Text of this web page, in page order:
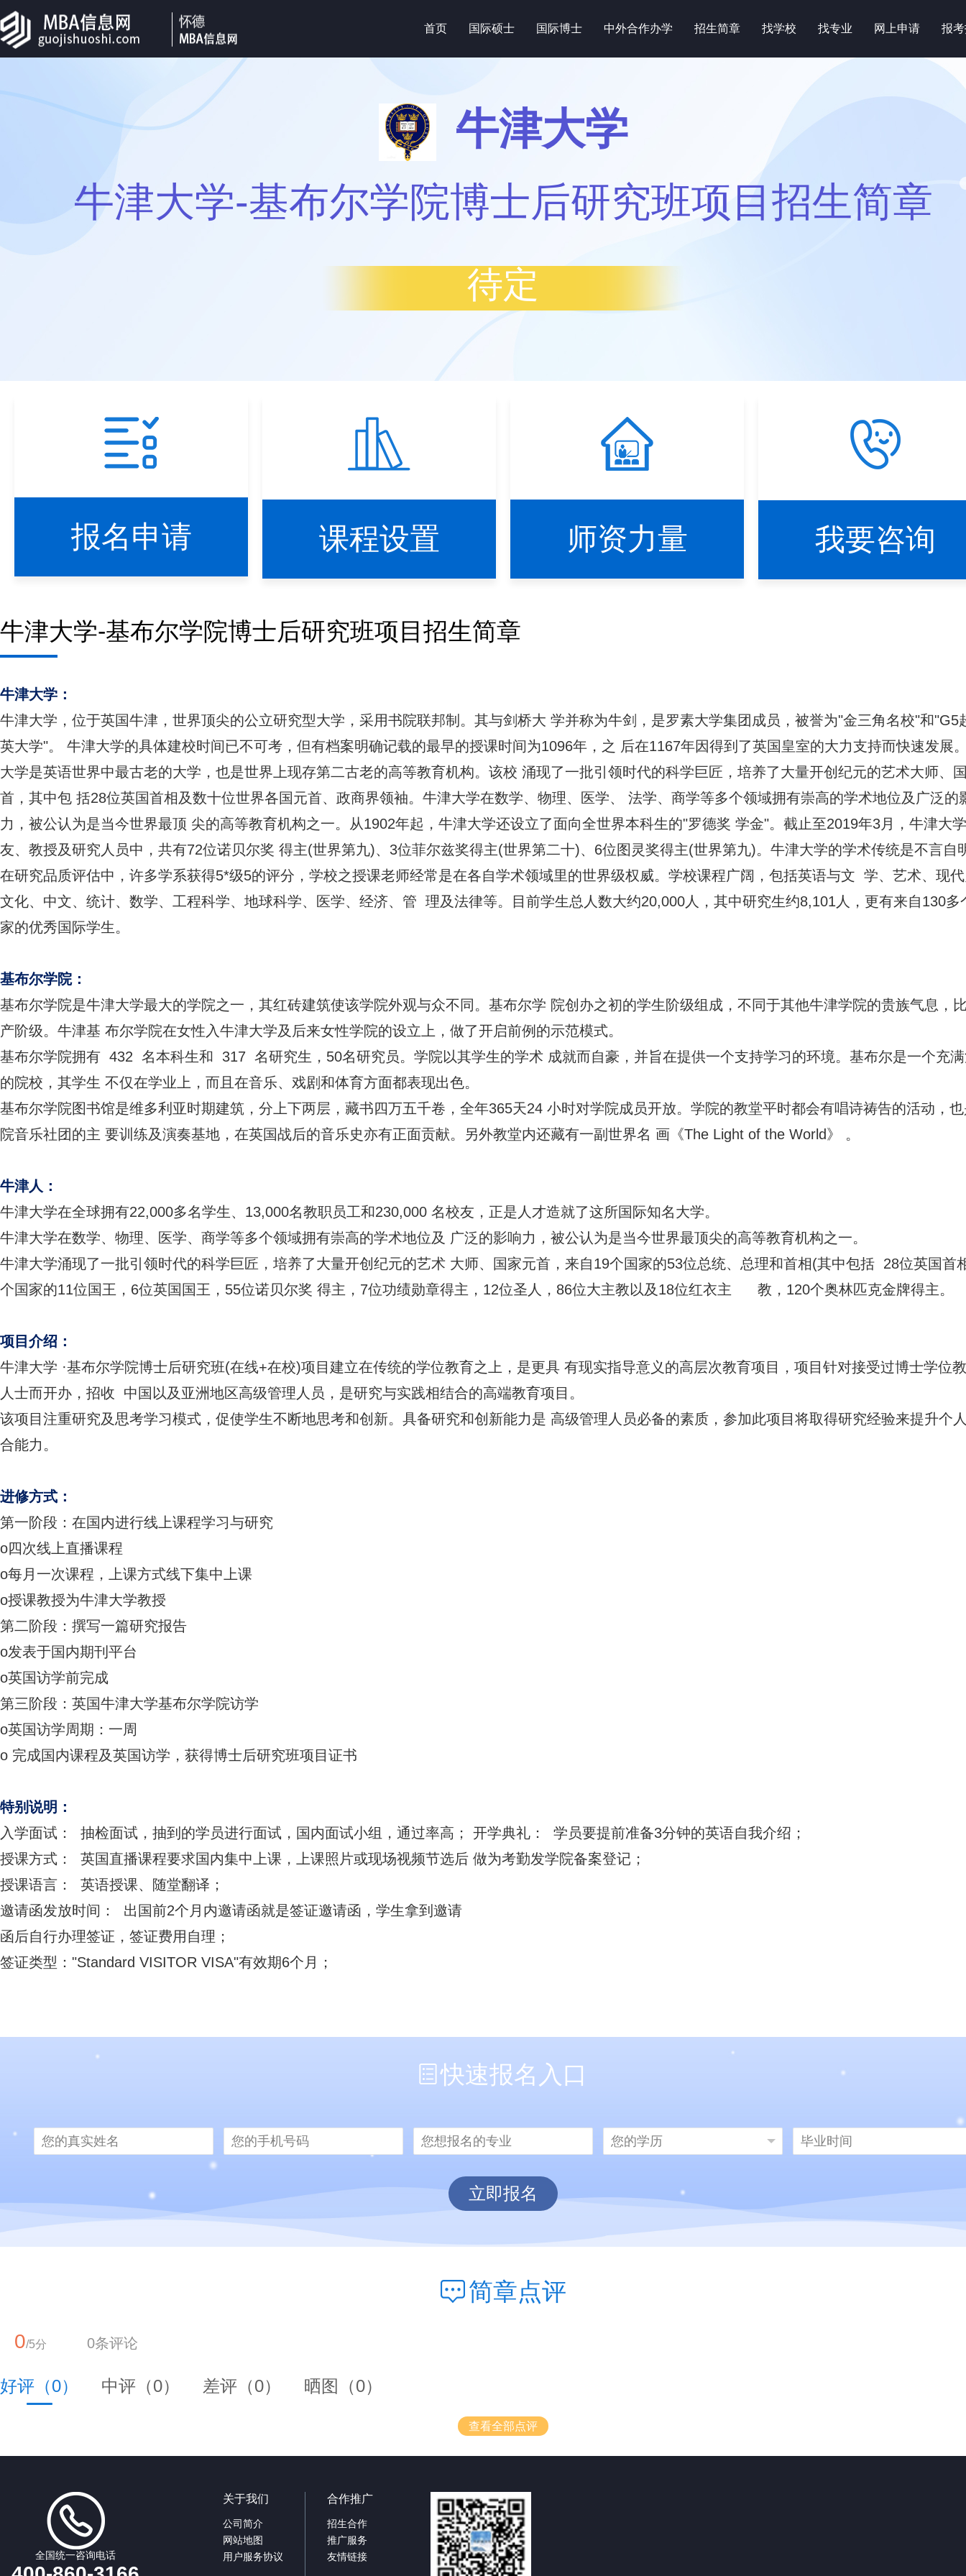
首页 国际硕士 国际博士 中外合作办学 招生简章 找学校 找专业 网上申请 报
牛津大学
牛津大学-基布尔学院博士后研究班项目招生简章
待定
报名申请 课程设置 师资力量 我要咨询
牛津大学-基布尔学院博士后研究班项目招生简章
牛津大学：
牛津大学，位于英国牛津，世界顶尖的公立研究型大学，采用书院联邦制。其与剑桥大 学并称为牛剑，是罗素大学集团成员，被誉为"金三角名校"和"G5
英大学"。 牛津大学的具体建校时间已不可考，但有档案明确记载的最早的授课时间为1096年，之 后在1167年因得到了英国皇室的大力支持而快速发展
大学是英语世界中最古老的大学，也是世界上现存第二古老的高等教育机构。该校 涌现了一批引领时代的科学巨匠，培养了大量开创纪元的艺术大师、
首，其中包 括28位英国首相及数十位世界各国元首、政商界领袖。牛津大学在数学、物理、医学、 法学、商学等多个领域拥有崇高的学术地位及广泛的
力，被公认为是当今世界最顶 尖的高等教育机构之一。从1902年起，牛津大学还设立了面向全世界本科生的"罗德奖 学金"。截止至2019年3月，牛津大
友、教授及研究人员中，共有72位诺贝尔奖 得主(世界第九)、3位菲尔兹奖得主(世界第二十)、6位图灵奖得主(世界第九)。牛津大学的学术传统是不言自
在研究品质评估中，许多学系获得5*级5的评分，学校之授课老师经常是在各自学术领域里的世界级权威。学校课程广阔，包括英语与文 学、艺术、现
文化、中文、统计、数学、工程科学、地球科学、医学、经济、管 理及法律等。目前学生总人数大约20,000人，其中研究生约8,101人，更有来自130多
家的优秀国际学生。
基布尔学院：
基布尔学院是牛津大学最大的学院之一，其红砖建筑使该学院外观与众不同。基布尔学 院创办之初的学生阶级组成，不同于其他牛津学院的贵族气息，
产阶级。牛津基 布尔学院在女性入牛津大学及后来女性学院的设立上，做了开启前例的示范模式。
基布尔学院拥有 432 名本科生和 317 名研究生，50名研究员。学院以其学生的学术 成就而自豪，并旨在提供一个支持学习的环境。基布尔是一个充
的院校，其学生 不仅在学业上，而且在音乐、戏剧和体育方面都表现出色。
基布尔学院图书馆是维多利亚时期建筑，分上下两层，藏书四万五千卷，全年365天24 小时对学院成员开放。学院的教堂平时都会有唱诗祷告的活动，
院音乐社团的主 要训练及演奏基地，在英国战后的音乐史亦有正面贡献。另外教堂内还藏有一副世界名 画《The Light of the World》 。
牛津人：
牛津大学在全球拥有22,000多名学生、13,000名教职员工和230,000 名校友，正是人才造就了这所国际知名大学。
牛津大学在数学、物理、医学、商学等多个领域拥有崇高的学术地位及 广泛的影响力，被公认为是当今世界最顶尖的高等教育机构之一。
牛津大学涌现了一批引领时代的科学巨匠，培养了大量开创纪元的艺术 大师、国家元首，来自19个国家的53位总统、总理和首相(其中包括 28位英国首
个国家的11位国王，6位英国国王，55位诺贝尔奖 得主，7位功绩勋章得主，12位圣人，86位大主教以及18位红衣主 教，120个奥林匹克金牌得主。
项目介绍：
牛津大学 ·基布尔学院博士后研究班(在线+在校)项目建立在传统的学位教育之上，是更具 有现实指导意义的高层次教育项目，项目针对接受过博士学位
人士而开办，招收 中国以及亚洲地区高级管理人员，是研究与实践相结合的高端教育项目。
该项目注重研究及思考学习模式，促使学生不断地思考和创新。具备研究和创新能力是 高级管理人员必备的素质，参加此项目将取得研究经验来提升个
合能力。
进修方式：
第一阶段：在国内进行线上课程学习与研究
o四次线上直播课程
o每月一次课程，上课方式线下集中上课
o授课教授为牛津大学教授
第二阶段：撰写一篇研究报告
o发表于国内期刊平台
o英国访学前完成
第三阶段：英国牛津大学基布尔学院访学
o英国访学周期：一周
o 完成国内课程及英国访学，获得博士后研究班项目证书
特别说明：
入学面试： 抽检面试，抽到的学员进行面试，国内面试小组，通过率高； 开学典礼： 学员要提前准备3分钟的英语自我介绍；
授课方式： 英国直播课程要求国内集中上课，上课照片或现场视频节选后 做为考勤发学院备案登记；
授课语言： 英语授课、随堂翻译；
邀请函发放时间： 出国前2个月内邀请函就是签证邀请函，学生拿到邀请
函后自行办理签证，签证费用自理；
签证类型："Standard VISITOR VISA"有效期6个月；
快速报名入口
立即报名
简章点评
0/5分 0条评论
好评（0） 中评（0） 差评（0） 晒图（0）
查看全部点评
全国统一咨询电话
关于我们
公司简介
网站地图
用户服务协议
合作推广
招生合作
推广服务
友情链接